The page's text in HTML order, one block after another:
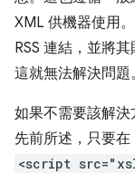
XML 供機器使用
RSS 連結，並將
這就無法解決問題。
如果不需要該解
先前所述，只要
<script